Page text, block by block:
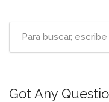
Got Any